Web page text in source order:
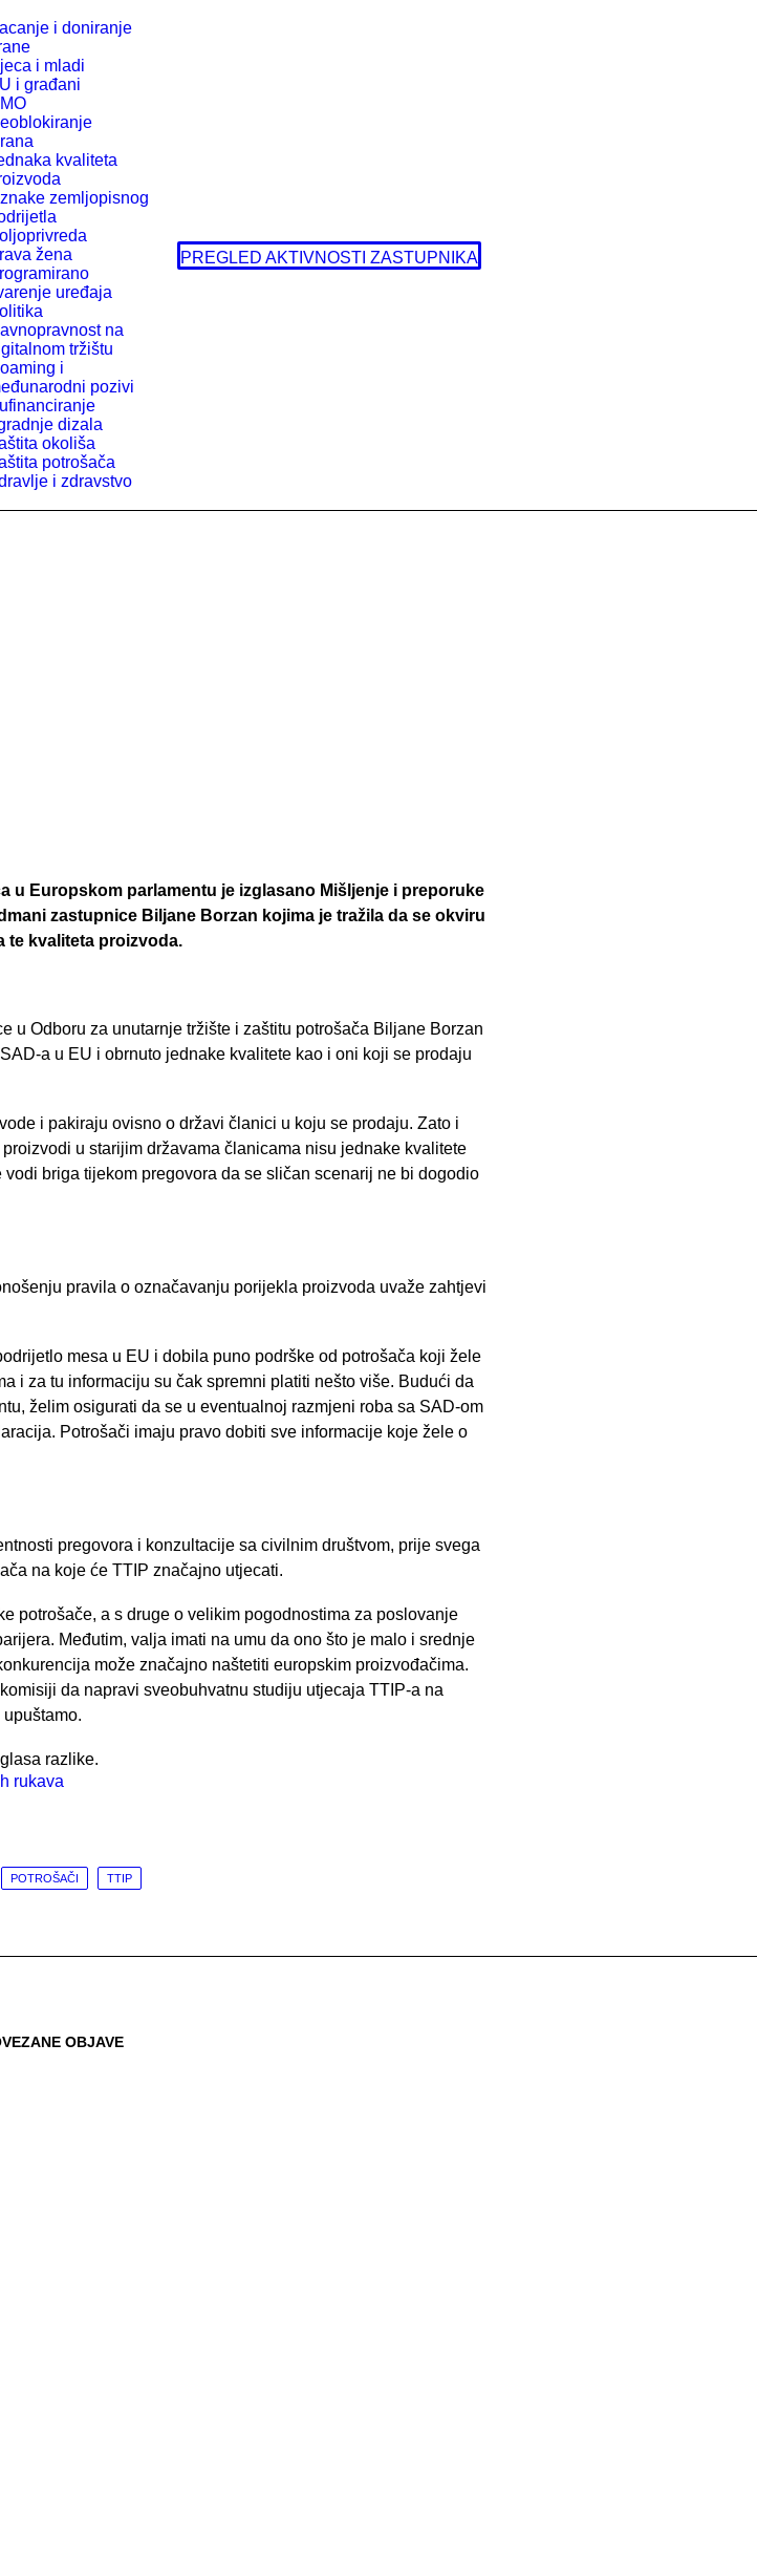
i doniranje
i mladi
i građani
kvaliteta
zemljopisnog
žena
uređaja
na
tržištu
i
pozivi
dizala
okoliša
potrošača
i zdravstvo
PREGLED AKTIVNOSTI ZASTUPNIKA
u Europskom parlamentu je izglasano Mišljenje i preporuke
zastupnice Biljane Borzan kojima je tražila da se okviru
te kvaliteta proizvoda.
u Odboru za unutarnje tržište i zaštitu potrošača Biljane Borzan
a u EU i obrnuto jednake kvalitete kao i oni koji se prodaju
i pakiraju ovisno o državi članici u koju se prodaju. Zato i
u starijim državama članicama nisu jednake kvalitete
briga tijekom pregovora da se sličan scenarij ne bi dogodio
pravila o označavanju porijekla proizvoda uvaže zahtjevi
mesa u EU i dobila puno podrške od potrošača koji žele
i za tu informaciju su čak spremni platiti nešto više. Budući da
želim osigurati da se u eventualnoj razmjeni roba sa SAD-om
Potrošači imaju pravo dobiti sve informacije koje žele o
pregovora i konzultacije sa civilnim društvom, prije svega
na koje će TTIP značajno utjecati.
potrošače, a s druge o velikim pogodnostima za poslovanje
Međutim, valja imati na umu da ono što je malo i srednje
može značajno naštetiti europskim proizvođačima.
da napravi sveobuhvatnu studiju utjecaja TTIP-a na
razlike.
POTROŠAČI TTIP
OBJAVE